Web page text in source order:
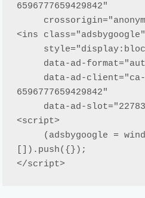
6596777659429842"
<ins class="adsbygoogle"
6596777659429842"
<script>
[]).push({});
</script>